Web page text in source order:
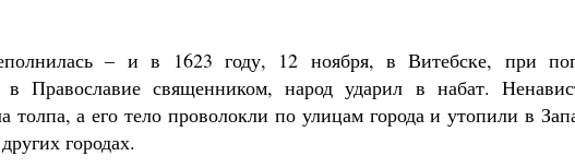
– и в 1623 году, 12 ноября, в Витебске, при
в Православие священником, народ ударил в набат.
толпа, а его тело проволокли по улицам города и утопили в
городах.